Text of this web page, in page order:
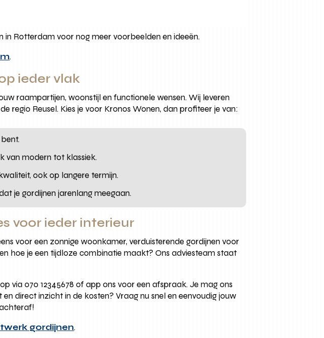
in Rotterdam voor nog meer voorbeelden en ideeën.
.
ieder vlak
raampartijen, woonstijl en functionele wensen. Wij leveren
regio Reusel. Kies je voor Kronos Wonen, dan profiteer je van:
van modern tot klassiek.
ook op langere termijn.
je gordijnen jarenlang meegaan.
voor ieder interieur
voor een zonnige woonkamer, verduisterende gordijnen voor
hoe je een tijdloze combinatie maakt? Ons adviesteam staat
via 070 12345678 of app ons voor een afspraak. Je mag ons
direct inzicht in de kosten? Vraag nu snel en eenvoudig jouw
gordijnen.